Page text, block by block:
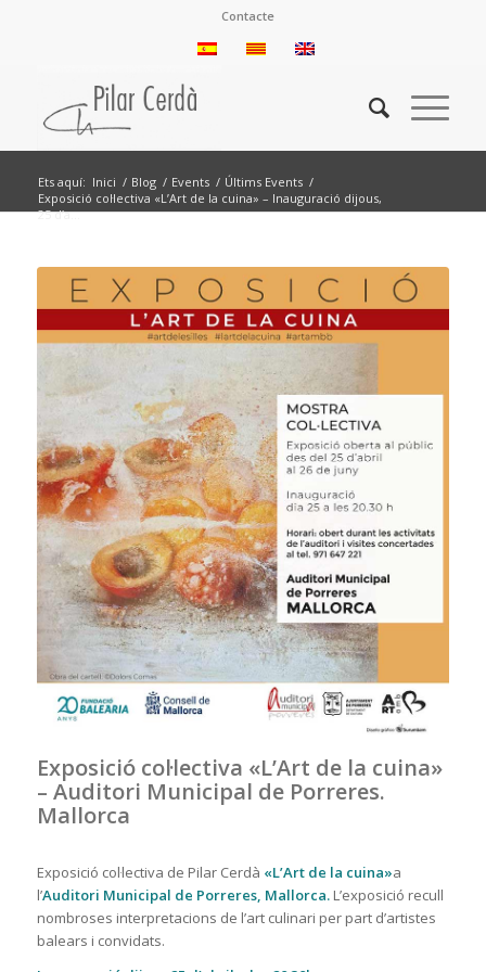
Contacte
Ets aquí: Inici / Blog / Events / Últims Events /
Exposició col·lectiva «L’Art de la cuina» – Inauguració dijous,
25 d’a...
Exposició col·lectiva «L’Art de la cuina»
– Auditori Municipal de Porreres.
Mallorca
Exposició col·lectiva de Pilar Cerdà «L’Art de la cuina»a
l’Auditori Municipal de Porreres, Mallorca. L’exposició recull
nombroses interpretacions de l’art culinari per part d’artistes
balears i convidats.